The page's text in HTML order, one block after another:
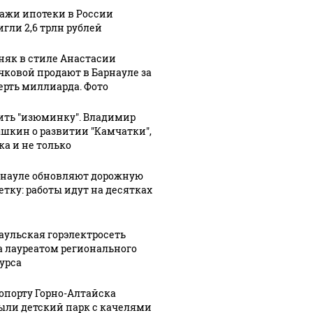
07 августа, 8:34
объявили в
российских
подробности
ипотеки в России
2,6 трлн рублей
в стиле Анастасии
продают в Барнауле за
миллиарда. Фото
"изюминку". Владимир
о развитии "Камчатки",
и не только
обновляют дорожную
работы идут на десятках
горэлектросеть
лауреатом регионального
Горно-Алтайска
детский парк с качелями